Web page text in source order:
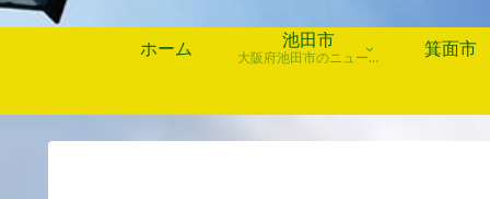
ホーム
池田市
大阪府池田市のニュース、歴史や行事、お店情報など
箕面市